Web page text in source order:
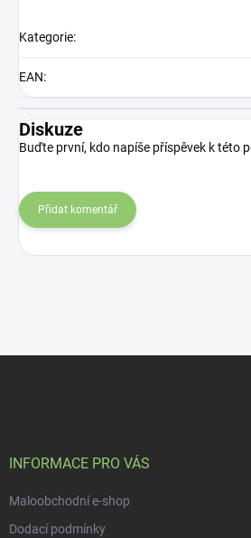
Kategorie:
EAN:
Diskuze
Buďte první, kdo napíše příspěvek k této
Přidat komentář
INFORMACE PRO VÁS
Maloobchodní e-shop
Dodací podmínky